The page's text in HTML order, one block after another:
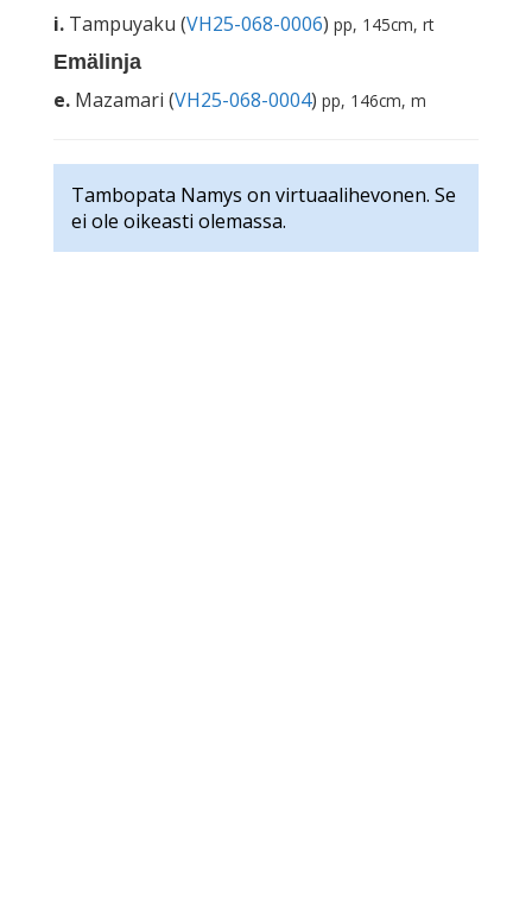
i. Tampuyaku (VH25-068-0006) pp, 145cm, rt
Emälinja
e. Mazamari (VH25-068-0004) pp, 146cm, m
Tambopata Namys on virtuaalihevonen. Se
ei ole oikeasti olemassa.